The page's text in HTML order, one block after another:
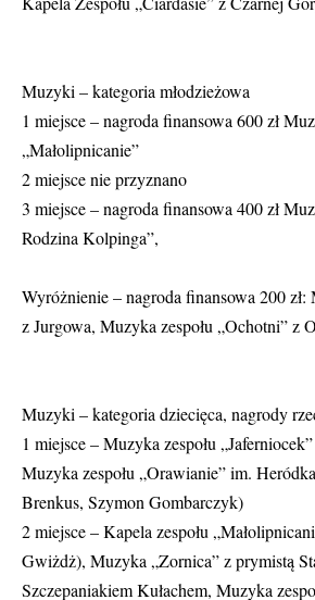
Muzyki – kategoria młodzieżowa
1 miejsce – nagroda finansowa 600 zł
„Małolipnicanie”
2 miejsce nie przyznano
3 miejsce – nagroda finansowa 400 zł
Rodzina Kolpinga”,
Wyróżnienie – nagroda finansowa 200 zł:
z Jurgowa, Muzyka zespołu „Ochotni” z
Muzyki – kategoria dziecięca, nagrody
1 miejsce – Muzyka zespołu
Muzyka zespołu „Orawianie” im.
Brenkus, Szymon Gombarczyk)
2 miejsce – Kapela zespołu
Gwiżdż), Muzyka „Zornica” z prymistą
Szczepaniakiem Kułachem, Muzyka